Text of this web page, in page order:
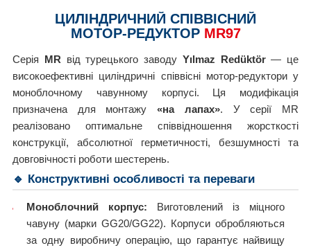
ЦИЛІНДРИЧНИЙ СПІВВІСНИЙ
МОТОР-РЕДУКТОР MR97
Серія MRвід турецького заводу Yılmaz Redüktör— це
високоефективні циліндричні співвісні мотор-редуктори у
моноблочному чавунному корпусі. Ця модифікація
призначена для монтажу«на лапах». У серії MR
реалізовано оптимальне співвідношення жорсткості
конструкції, абсолютної герметичності, безшумності та
довговічності роботи шестерень.
🔹 Конструктивні особливості та переваги
Моноблочний корпус: Виготовлений із міцного
чавуну (марки GG20/GG22). Корпуси обробляються
за одну виробничу операцію, що гарантує найвищу